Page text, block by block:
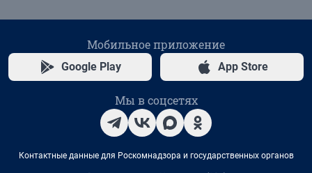
Мобильное приложение
Google Play App Store
Мы в соцсетях
Контактные данные для Роскомнадзора и государственных органов